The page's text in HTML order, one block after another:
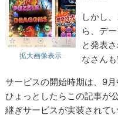
拡大画像表示
しかし
ら、デ
と発表
なさん
サービスの開始時期は、9月
ひょっとしたらこの記事が
継ぎサービスが実装されて